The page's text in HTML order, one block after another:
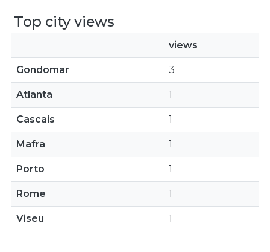
Top city views
views
Gondomar 3
Atlanta 1
Cascais 1
Mafra 1
Porto 1
Rome 1
Viseu 1